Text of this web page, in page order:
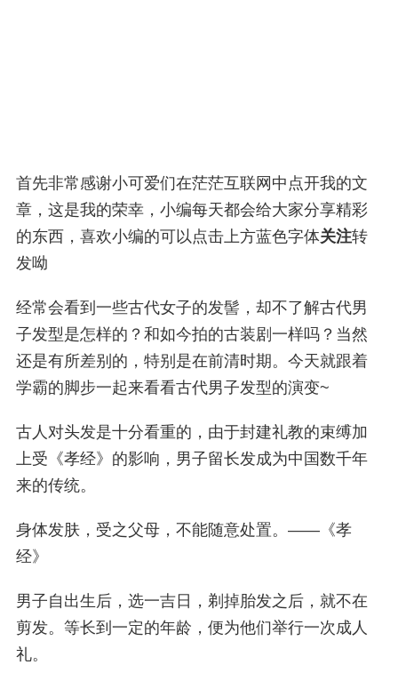
首先非常感谢小可爱们在茫茫互联网中点开我的文
章，这是我的荣幸，小编每天都会给大家分享精彩
的东西，喜欢小编的可以点击上方蓝色字体关注转
发呦
经常会看到一些古代女子的发髻，却不了解古代男
子发型是怎样的？和如今拍的古装剧一样吗？当然
还是有所差别的，特别是在前清时期。今天就跟着
学霸的脚步一起来看看古代男子发型的演变~
古人对头发是十分看重的，由于封建礼教的束缚加
上受《孝经》的影响，男子留长发成为中国数千年
来的传统。
身体发肤，受之父母，不能随意处置。——《孝
经》
男子自出生后，选一吉日，剃掉胎发之后，就不在
剪发。等长到一定的年龄，便为他们举行一次成人
礼。